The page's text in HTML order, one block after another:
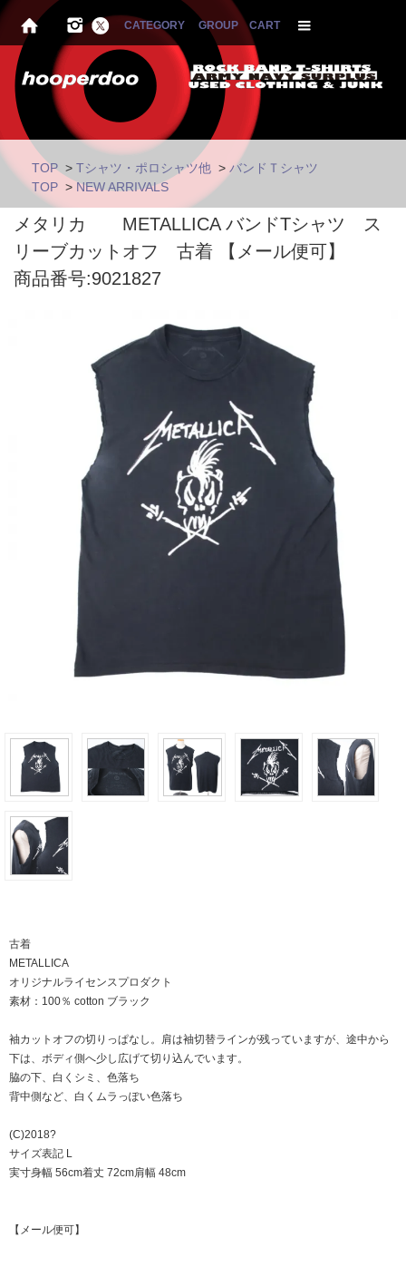
CATEGORY GROUP CART
TOP > Tシャツ・ポロシャツ他 > バンドＴシャツ
TOP > NEW ARRIVALS
メタリカ METALLICA バンドTシャツ ス
リーブカットオフ 古着 【メール便可】
商品番号:9021827
古着
METALLICA
オリジナルライセンスプロダクト
素材：100％ cotton ブラック
袖カットオフの切りっぱなし。肩は袖切替ラインが残っていますが、途中から
下は、ボディ側へ少し広げて切り込んでいます。
脇の下、白くシミ、色落ち
背中側など、白くムラっぽい色落ち
(C)2018?
サイズ表記 L
実寸身幅 56cm着丈 72cm肩幅 48cm
【メール便可】